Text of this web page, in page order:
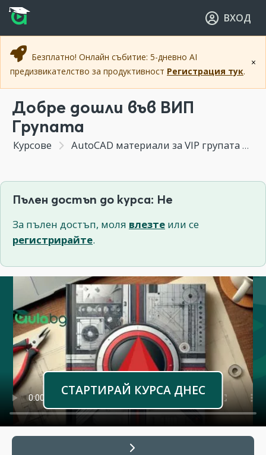
Прескочи към основното съдържание
Прескочи към навигацията
ВХОД
×
Безплатно! Онлайн събитие: 5-дневно AI
предизвикателство за продуктивност Регистрация тук.
Добре дошли във ВИП
Групата
Курсове AutoCAD материали за VIP групата
Пълен достъп до курса: Не
За пълен достъп, моля влезте или се
регистрирайте.
СТАРТИРАЙ КУРСА ДНЕС